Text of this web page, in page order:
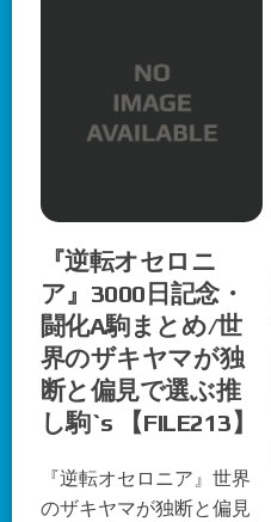
『逆転オセロニ
ア』3000日記念・
闘化A駒まとめ/世
界のザキヤマが独
断と偏見で選ぶ推
し駒`s 【FILE213】
『逆転オセロニア』世界
のザキヤマが独断と偏見